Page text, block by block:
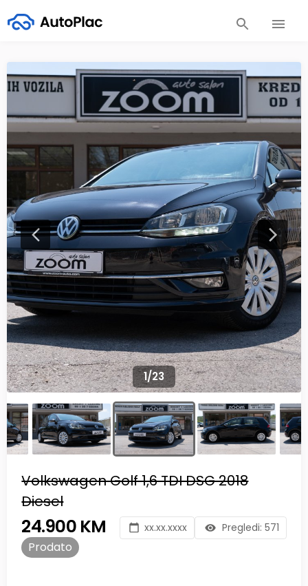
1/23
Volkswagen Golf 1,6 TDI DSG 2018
Diesel
24.900 KM
Prodato
xx.xx.xxxx Pregledi: 571